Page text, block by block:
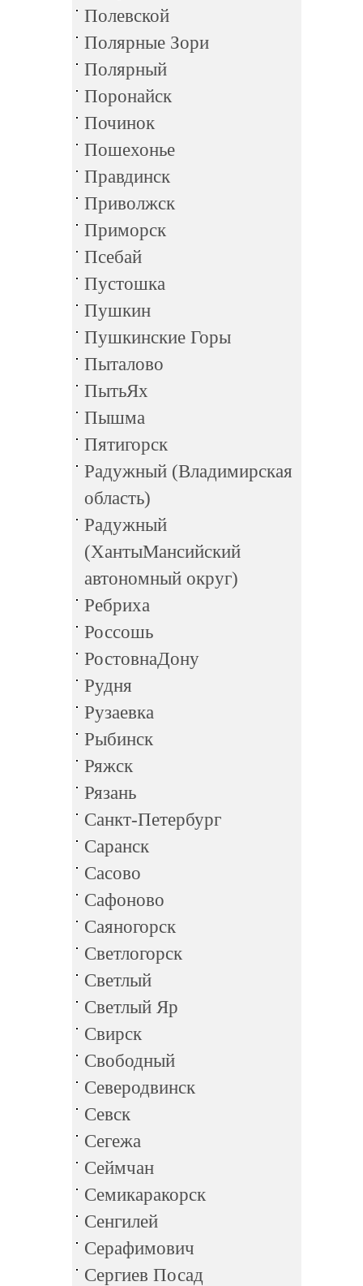
Полевской
Полярные Зори
Полярный
Поронайск
Починок
Пошехонье
Правдинск
Приволжск
Приморск
Псебай
Пустошка
Пушкин
Пушкинские Горы
Пыталово
ПытьЯх
Пышма
Пятигорск
Радужный (Владимирская
область)
Радужный
(ХантыМансийский
автономный округ)
Ребриха
Россошь
РостовнаДону
Рудня
Рузаевка
Рыбинск
Ряжск
Рязань
Санкт-Петербург
Саранск
Сасово
Сафоново
Саяногорск
Светлогорск
Светлый
Светлый Яр
Свирск
Свободный
Северодвинск
Севск
Сегежа
Сеймчан
Семикаракорск
Сенгилей
Серафимович
Сергиев Посад